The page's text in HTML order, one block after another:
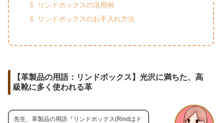
リンドボックスの活用例
リンドボックスのお手入れ方法
【革製品の用語：リンドボックス】光沢に満ちた、高
級靴に多く使われる革
先生、革製品の用語『リンドボックス(Rindはド